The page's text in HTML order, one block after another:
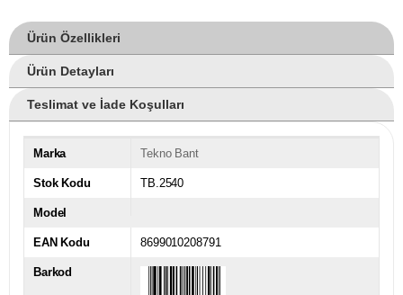
Ürün Özellikleri
Ürün Detayları
Teslimat ve İade Koşulları
Marka Tekno Bant
Stok Kodu TB.2540
Model
EAN Kodu 8699010208791
Barkod